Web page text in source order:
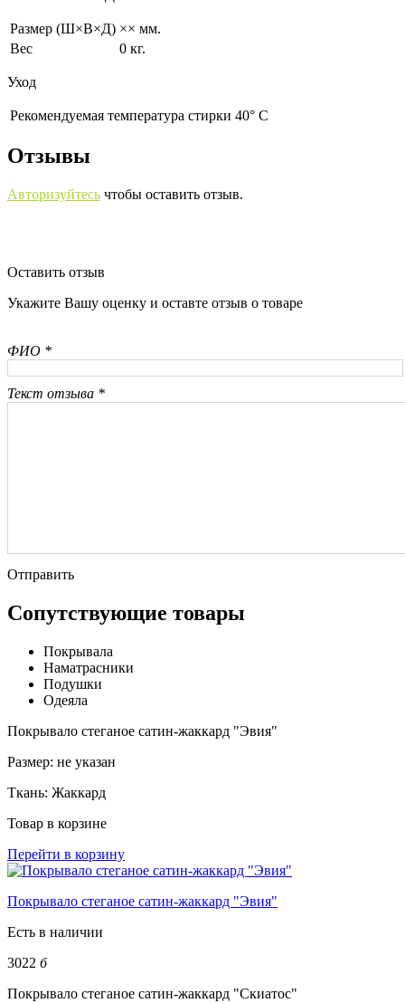
Размер (Ш×В×Д) ×× мм.
Вес
0 кг.
Уход
Рекомендуемая температура стирки 40° С
Отзывы
Авторизуйтесь чтобы оставить отзыв.
Оставить отзыв
Укажите Вашу оценку и оставте отзыв о товаре
ФИО *
Текст отзыва *
Отправить
Сопутствующие товары
Покрывала
Наматрасники
Подушки
Одеяла
Покрывало стеганое сатин-жаккард "Эвия"
Размер: не указан
Ткань: Жаккард
Товар в корзине
Перейти в корзину
Покрывало стеганое сатин-жаккард "Эвия"
Есть в наличии
3022 б
Покрывало стеганое сатин-жаккард "Скиатос"